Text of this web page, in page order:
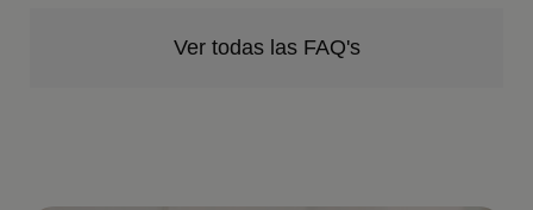
Ver todas las FAQ's